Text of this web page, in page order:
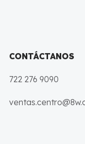
CONTÁCTANOS
722 276 9090